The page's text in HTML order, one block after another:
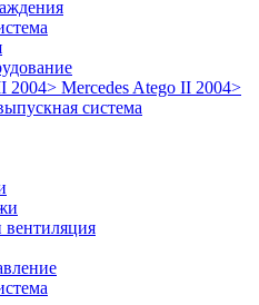
Mercedes Atego II 2004>
система